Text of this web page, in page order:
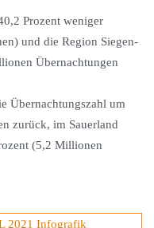
Prozent weniger
und die Region Siegen-
Übernachtungen
Übernachtungszahl um
zurück, im Sauerland
(5,2 Millionen